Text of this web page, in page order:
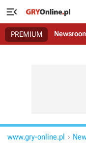

PREMIUM
www.gry-online.pl 